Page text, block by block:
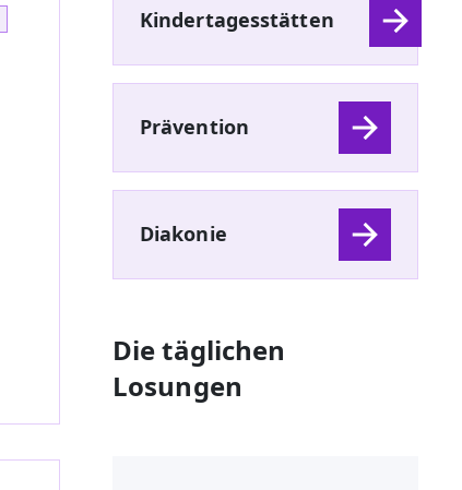
Kindertagesstätten
Prävention
Diakonie
Die täglichen
Losungen